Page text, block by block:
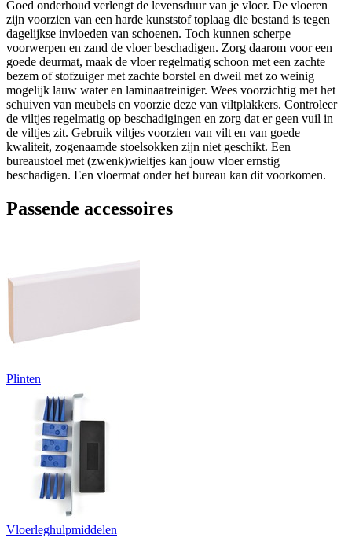
Goed onderhoud verlengt de levensduur van je vloer. De vloeren
zijn voorzien van een harde kunststof toplaag die bestand is tegen
dagelijkse invloeden van schoenen. Toch kunnen scherpe
voorwerpen en zand de vloer beschadigen. Zorg daarom voor een
goede deurmat, maak de vloer regelmatig schoon met een zachte
bezem of stofzuiger met zachte borstel en dweil met zo weinig
mogelijk lauw water en laminaatreiniger. Wees voorzichtig met het
schuiven van meubels en voorzie deze van viltplakkers. Controleer
de viltjes regelmatig op beschadigingen en zorg dat er geen vuil in
de viltjes zit. Gebruik viltjes voorzien van vilt en van goede
kwaliteit, zogenaamde stoelsokken zijn niet geschikt. Een
bureaustoel met (zwenk)wieltjes kan jouw vloer ernstig
beschadigen. Een vloermat onder het bureau kan dit voorkomen.
Passende accessoires
Plinten
Vloerleghulpmiddelen